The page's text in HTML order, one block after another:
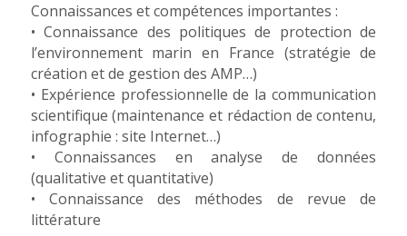
Connaissances et compétences importantes :
• Connaissance des politiques de protection de
l’environnement marin en France (stratégie de
création et de gestion des AMP…)
• Expérience professionnelle de la communication
scientifique (maintenance et rédaction de contenu,
infographie : site Internet…)
• Connaissances en analyse de données
(qualitative et quantitative)
• Connaissance des méthodes de revue de
littérature